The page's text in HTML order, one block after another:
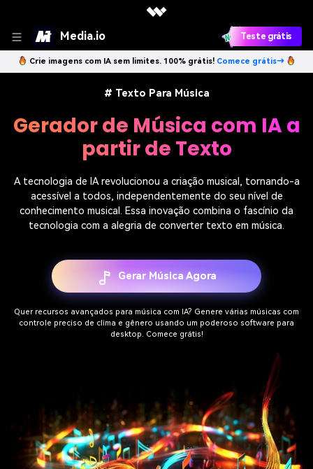
Media.io Teste grátis
Crie imagens com IA sem limites. 100% grátis! Comece grátis→
# Texto Para Música
Gerador de Música com IA a
partir de Texto
A tecnologia de IA revolucionou a criação musical, tornando-a
acessível a todos, independentemente do seu nível de
conhecimento musical. Essa inovação combina o fascínio da
tecnologia com a alegria de converter texto em música.
Gerar Música Agora
Quer recursos avançados para música com IA? Genere várias músicas com
controle preciso de clima e gênero usando um poderoso software para
desktop. Comece grátis!